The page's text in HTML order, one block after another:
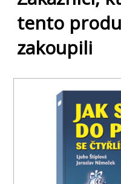
tento
zakoupili